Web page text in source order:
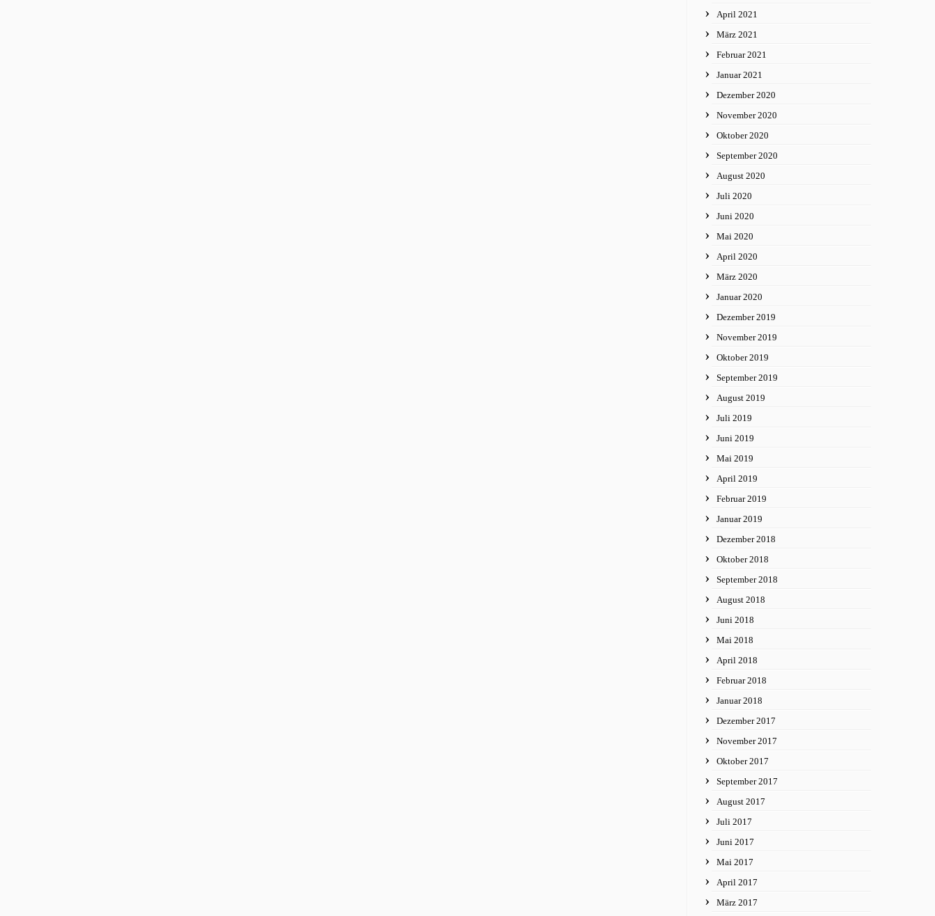
April 2021
März 2021
Februar 2021
Januar 2021
Dezember 2020
November 2020
Oktober 2020
September 2020
August 2020
Juli 2020
Juni 2020
Mai 2020
April 2020
März 2020
Januar 2020
Dezember 2019
November 2019
Oktober 2019
September 2019
August 2019
Juli 2019
Juni 2019
Mai 2019
April 2019
Februar 2019
Januar 2019
Dezember 2018
Oktober 2018
September 2018
August 2018
Juni 2018
Mai 2018
April 2018
Februar 2018
Januar 2018
Dezember 2017
November 2017
Oktober 2017
September 2017
August 2017
Juli 2017
Juni 2017
Mai 2017
April 2017
März 2017